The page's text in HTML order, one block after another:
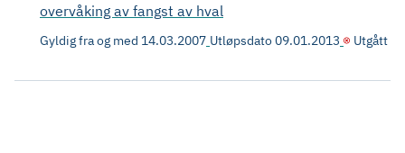
overvåking av fangst av hval
Gyldig fra og med 14.03.2007 Utløpsdato09.01.2013 Utgått